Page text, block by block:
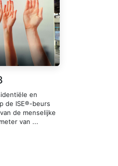
en
de ISE®-beurs
de menselijke
van ...